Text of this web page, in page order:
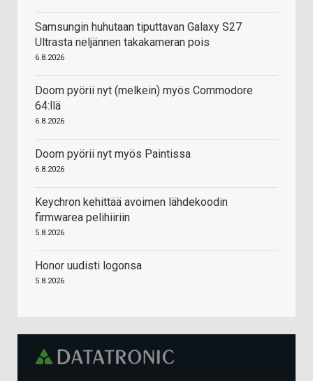
Samsungin huhutaan tiputtavan Galaxy S27
Ultrasta neljännen takakameran pois
6.8.2026
Doom pyörii nyt (melkein) myös Commodore
64:llä
6.8.2026
Doom pyörii nyt myös Paintissa
6.8.2026
Keychron kehittää avoimen lähdekoodin
firmwarea pelihiiriin
5.8.2026
Honor uudisti logonsa
5.8.2026